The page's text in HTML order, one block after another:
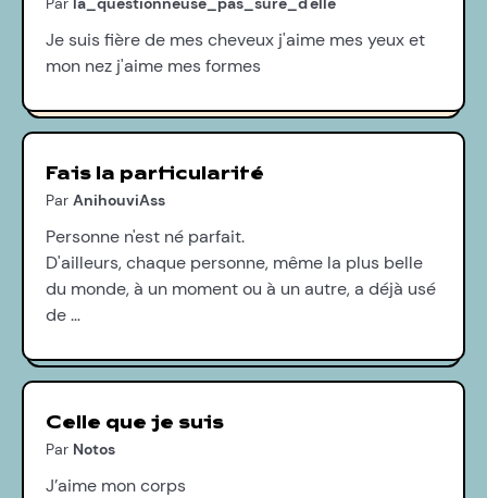
Je suis fière de mes cheveux j'aime mes yeux et
mon nez j'aime mes formes
Fais la particularité
Par AnihouviAss
Personne n'est né parfait.
D'ailleurs, chaque personne, même la plus belle
du monde, à un moment ou à un autre, a déjà usé
de …
Celle que je suis
Par Notos
J’aime mon corps